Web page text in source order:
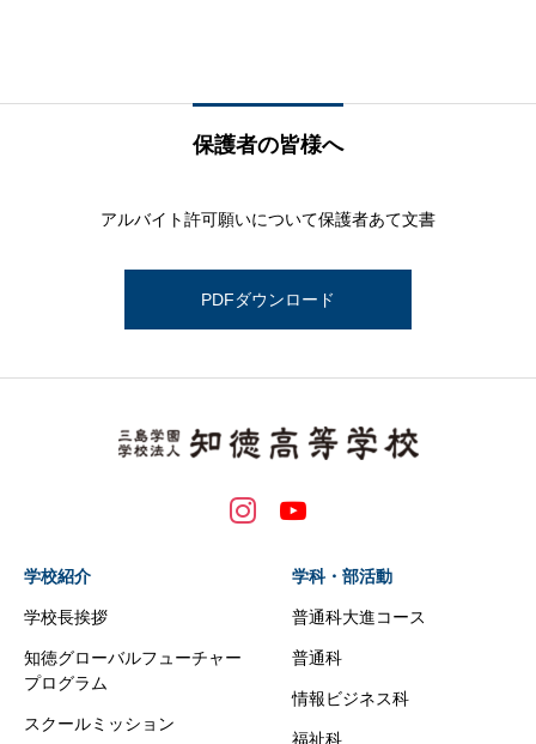
保護者の皆様へ
アルバイト許可願いについて保護者あて文書
PDFダウンロード
学校紹介
学校長挨拶
知徳グローバルフューチャー
プログラム
スクールミッション
学科・部活動
普通科大進コース
普通科
情報ビジネス科
福祉科